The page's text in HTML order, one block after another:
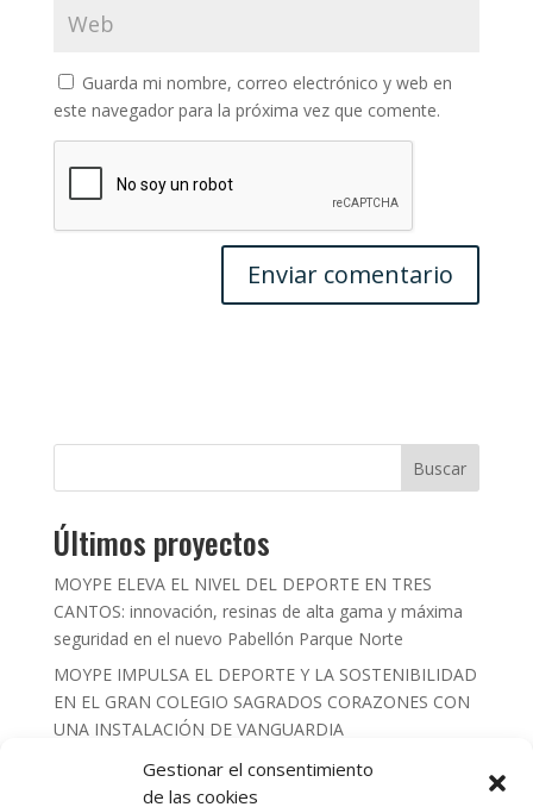
Gestionar el consentimiento
de las cookies
Guarda mi nombre, correo electrónico y web en
este navegador para la próxima vez que comente.
Buscar
Últimos proyectos
MOYPE ELEVA EL NIVEL DEL DEPORTE EN TRES
CANTOS: innovación, resinas de alta gama y máxima
seguridad en el nuevo Pabellón Parque Norte
MOYPE IMPULSA EL DEPORTE Y LA SOSTENIBILIDAD
EN EL GRAN COLEGIO SAGRADOS CORAZONES CON
UNA INSTALACIÓN DE VANGUARDIA
MOYPE INSTALA 540 M2 DE RED DE FONDOS
COMBINADA CON LONA DE PVC PARA EL